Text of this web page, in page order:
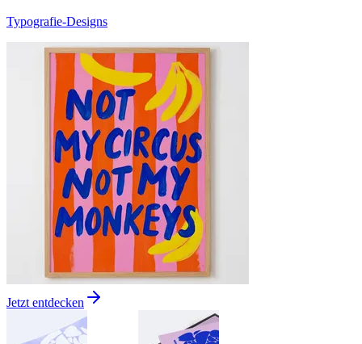
Typografie-Designs
Jetzt entdecken